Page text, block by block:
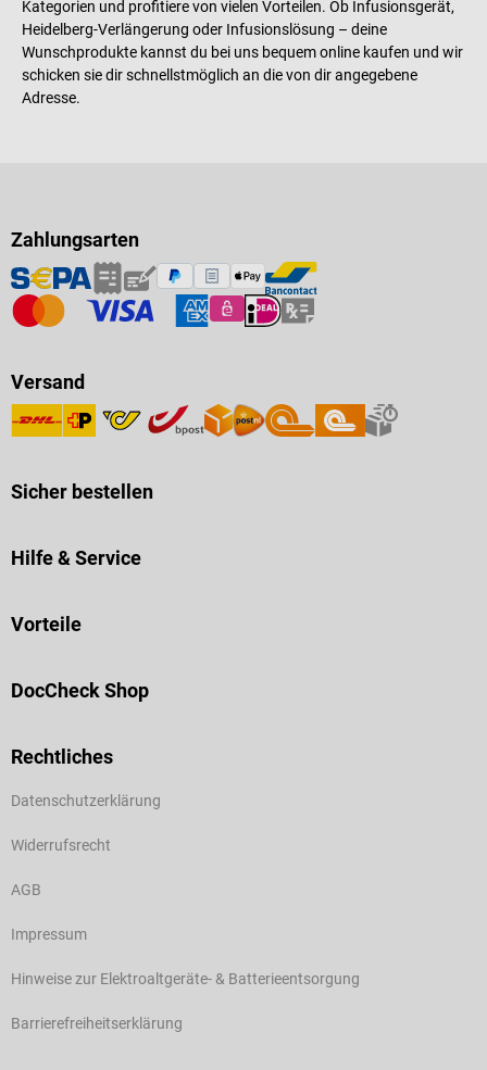
Kategorien und profitiere von vielen Vorteilen. Ob Infusionsgerät,
Heidelberg-Verlängerung oder Infusionslösung – deine
Wunschprodukte kannst du bei uns bequem online kaufen und wir
schicken sie dir schnellstmöglich an die von dir angegebene
Adresse.
Zahlungsarten
Versand
Sicher bestellen
Hilfe & Service
Vorteile
DocCheck Shop
Rechtliches
Datenschutzerklärung
Widerrufsrecht
AGB
Impressum
Hinweise zur Elektroaltgeräte- & Batterieentsorgung
Barrierefreiheitserklärung